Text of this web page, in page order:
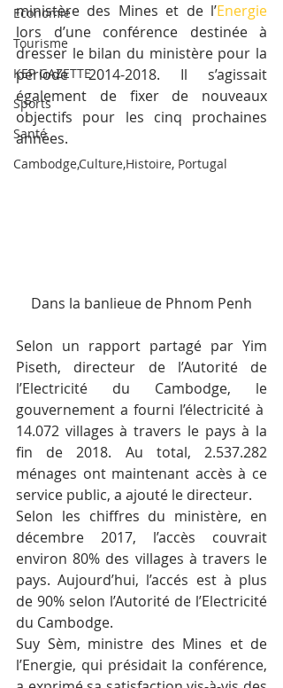
Economie
Tourisme
KEP GAZETTE
Sports
Santé
Cambodge,Culture,Histoire, Portugal
ministère des Mines et de l’Energie
lors d’une conférence destinée à
dresser le bilan du ministère pour la
période 2014-2018. Il s’agissait
également de fixer de nouveaux
objectifs pour les cinq prochaines
années.
Dans la banlieue de Phnom Penh
Selon un rapport partagé par Yim
Piseth, directeur de l’Autorité de
l’Electricité du Cambodge, le
gouvernement a fourni l’électricité à
14.072 villages à travers le pays à la
fin de 2018. Au total, 2.537.282
ménages ont maintenant accès à ce
service public, a ajouté le directeur.
Selon les chiffres du ministère, en
décembre 2017, l’accès couvrait
environ 80% des villages à travers le
pays. Aujourd’hui, l’accés est à plus
de 90% selon l’Autorité de l’Electricité
du Cambodge.
Suy Sèm, ministre des Mines et de
l’Energie, qui présidait la conférence,